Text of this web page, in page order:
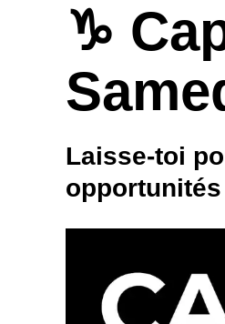
♑
Laisse-toi
opportunités